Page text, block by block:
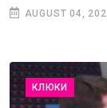
AUGUST 04,
КЛЮКИ